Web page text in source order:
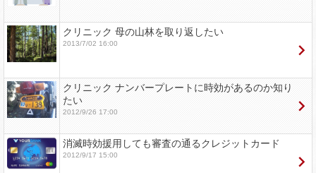
クリニック 母の山林を取り返したい
2013/7/02 16:00
クリニック ナンバープレートに時効があるのか知り
たい
2012/9/26 17:00
消滅時効援用しても審査の通るクレジットカード
2012/9/17 15:00